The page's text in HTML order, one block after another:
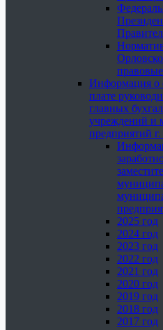
Информация о
плате
главных
учреждений и
предприятий
2025 год
2024 год
2023 год
2022 год
2021 год
2020 год
2019 год
2018 год
2017 год